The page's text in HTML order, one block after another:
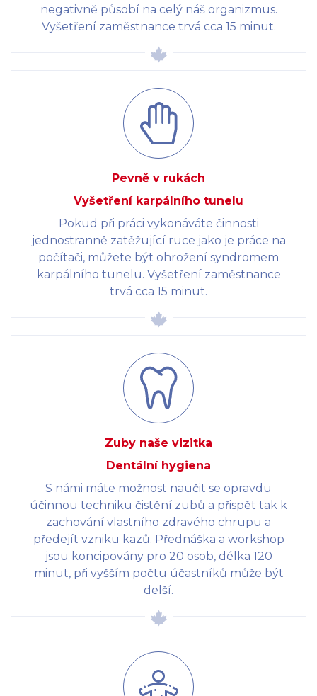
negativně působí na celý náš organizmus.
Vyšetření zaměstnance trvá cca 15 minut.
Pevně v rukách
Vyšetření karpálního tunelu
Pokud při práci vykonáváte činnosti
jednostranně zatěžující ruce jako je práce na
počítači, můžete být ohrožení syndromem
karpálního tunelu. Vyšetření zaměstnance
trvá cca 15 minut.
Zuby naše vizitka
Dentální hygiena
S námi máte možnost naučit se opravdu
účinnou techniku čistění zubů a přispět tak k
zachování vlastního zdravého chrupu a
předejít vzniku kazů. Přednáška a workshop
jsou koncipovány pro 20 osob, délka 120
minut, při vyšším počtu účastníků může být
delší.